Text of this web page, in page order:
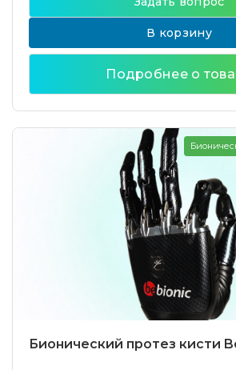
В корзину
Подробнее о
Бионический протез кисти